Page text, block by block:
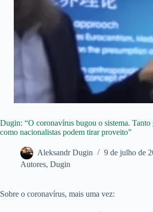
Dugin: “O coronavírus bugou o sistema. Tanto
como nacionalistas podem tirar proveito”
Aleksandr Dugin
9 de julho de
Autores, Dugin
Sobre o coronavírus, mais uma vez: